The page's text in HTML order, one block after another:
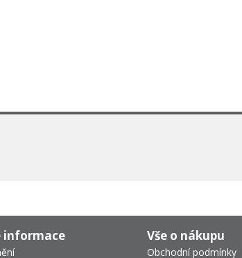
Vše o nákupu
Obchodní podmínky
informace